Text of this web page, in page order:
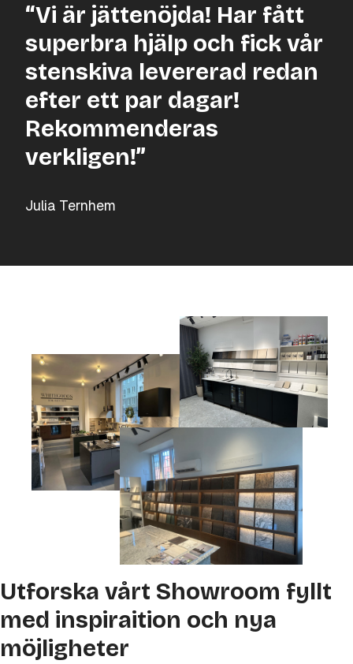
“Vi är jättenöjda! Har fått
superbra hjälp och fick vår
stenskiva levererad redan
efter ett par dagar!
Rekommenderas
verkligen!”
Julia Ternhem
Utforska vårt Showroom fyllt
med inspiraition och nya
möjligheter